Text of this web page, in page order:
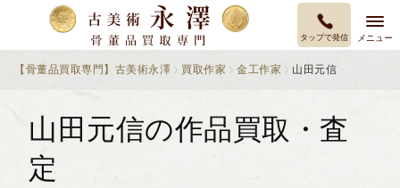
タップで発信 メニュー
【骨董品買取専門】古美術永澤 買取作家 金工作家 山田元信
山田元信の作品買取・査
定